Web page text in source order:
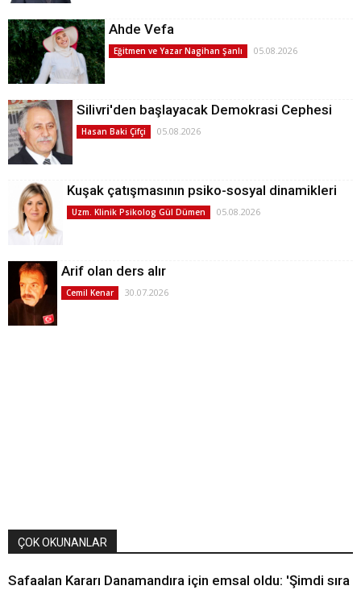
Ahde Vefa
Eğitmen ve Yazar Nagihan Şanlı 05.08.2026
Silivri'den başlayacak Demokrasi Cephesi
Hasan Baki Çifçi 05.08.2026
Kuşak çatışmasının psiko-sosyal dinamikleri
Uzm. Klinik Psikolog Gül Dümen 05.08.2026
Arif olan ders alır
Cemil Kenar 30.07.2026
ÇOK OKUNANLAR
Safaalan Kararı Danamandıra için emsal oldu: 'Şimdi sıra